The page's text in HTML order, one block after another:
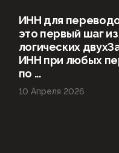
ИНН для
это первый шаг из
логических
ИНН при любых
по ...
10 Апреля 2026